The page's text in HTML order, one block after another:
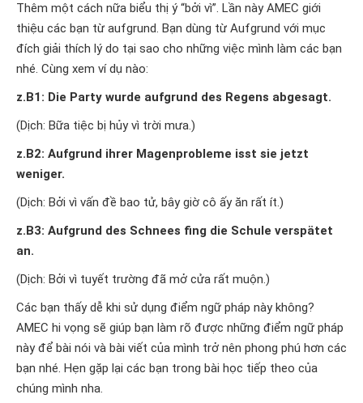
Thêm một cách nữa biểu thị ý “bởi vì”. Lần này AMEC giới
thiệu các bạn từ aufgrund. Bạn dùng từ Aufgrund với mục
đích giải thích lý do tại sao cho những việc mình làm các bạn
nhé. Cùng xem ví dụ nào:
z.B1: Die Party wurde aufgrund des Regens abgesagt.
(Dịch: Bữa tiệc bị hủy vì trời mưa.)
z.B2: Aufgrund ihrer Magenprobleme isst sie jetzt
weniger.
(Dịch: Bởi vì vấn đề bao tử, bây giờ cô ấy ăn rất ít.)
z.B3: Aufgrund des Schnees fing die Schule verspätet
an.
(Dịch: Bởi vì tuyết trường đã mở cửa rất muộn.)
Các bạn thấy dễ khi sử dụng điểm ngữ pháp này không?
AMEC hi vọng sẽ giúp bạn làm rõ được những điểm ngữ pháp
này để bài nói và bài viết của mình trở nên phong phú hơn các
bạn nhé. Hẹn gặp lại các bạn trong bài học tiếp theo của
chúng mình nha.